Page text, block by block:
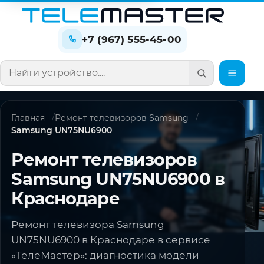
+7 (967) 555-45-00
Поиск по сайту
Главная
Ремонт телевизоров Samsung
Samsung UN75NU6900
Ремонт телевизоров
Samsung UN75NU6900 в
Краснодаре
Ремонт телевизора Samsung
UN75NU6900 в Краснодаре в сервисе
«ТелеМастер»: диагностика модели